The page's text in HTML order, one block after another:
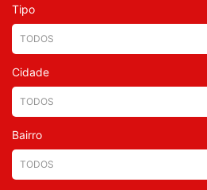
Tipo
Cidade
Bairro